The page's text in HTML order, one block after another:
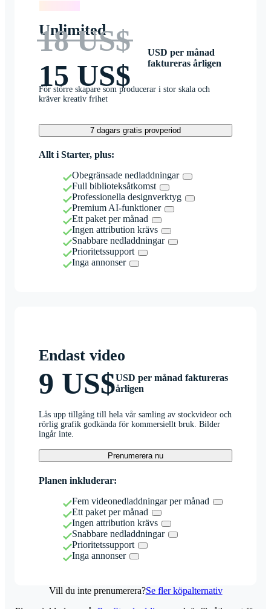
Unlimited
18 US$
15 US$
USD per månad
faktureras årligen
För större skapare som producerar i stor skala och
kräver kreativ frihet
7 dagars gratis provperiod
Allt i Starter, plus:
Obegränsade nedladdningar
Full biblioteksåtkomst
Professionella designverktyg
Premium AI-funktioner
Ett paket per månad
Ingen attribution krävs
Snabbare nedladdningar
Prioritetssupport
Inga annonser
Endast video
9 US$USD per månad faktureras
årligen
Lås upp tillgång till hela vår samling av stockvideor och
rörlig grafik godkända för kommersiellt bruk. Bilder
ingår inte.
Prenumerera nu
Planen inkluderar:
Fem videonedladdningar per månad
Ett paket per månad
Ingen attribution krävs
Snabbare nedladdningar
Prioritetssupport
Inga annonser
Vill du inte prenumerera?Se fler köpalternativ